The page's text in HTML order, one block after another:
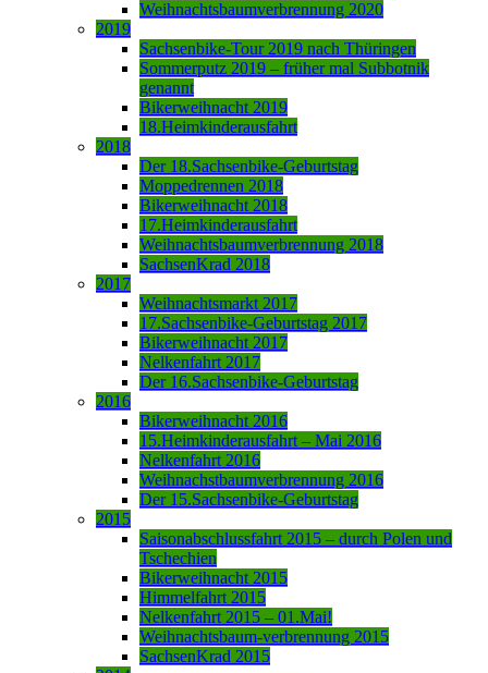
Weihnachtsbaumverbrennung 2020
2019
Sachsenbike-Tour 2019 nach Thüringen
Sommerputz 2019 – früher mal Subbotnik
genannt
Bikerweihnacht 2019
18.Heimkinderausfahrt
2018
Der 18.Sachsenbike-Geburtstag
Moppedrennen 2018
Bikerweihnacht 2018
17.Heimkinderausfahrt
Weihnachtsbaumverbrennung 2018
SachsenKrad 2018
2017
Weihnachtsmarkt 2017
17.Sachsenbike-Geburtstag 2017
Bikerweihnacht 2017
Nelkenfahrt 2017
Der 16.Sachsenbike-Geburtstag
2016
Bikerweihnacht 2016
15.Heimkinderausfahrt – Mai 2016
Nelkenfahrt 2016
Weihnachstbaumverbrennung 2016
Der 15.Sachsenbike-Geburtstag
2015
Saisonabschlussfahrt 2015 – durch Polen und
Tschechien
Bikerweihnacht 2015
Himmelfahrt 2015
Nelkenfahrt 2015 – 01.Mai!
Weihnachtsbaum-verbrennung 2015
SachsenKrad 2015